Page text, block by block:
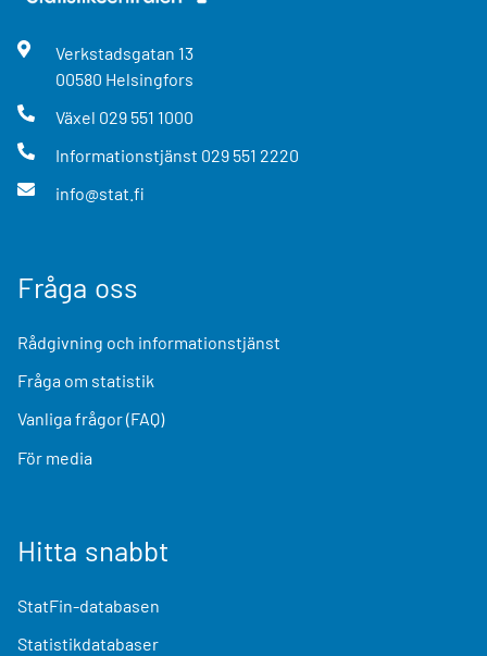
Verkstadsgatan 13
00580 Helsingfors
Växel 029 551 1000
Informationstjänst 029 551 2220
info@stat.fi
Fråga oss
Rådgivning och informationstjänst
Fråga om statistik
Vanliga frågor (FAQ)
För media
Hitta snabbt
StatFin-databasen
Statistikdatabaser